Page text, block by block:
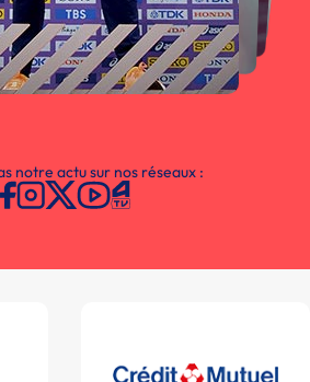
notre actu sur nos réseaux :